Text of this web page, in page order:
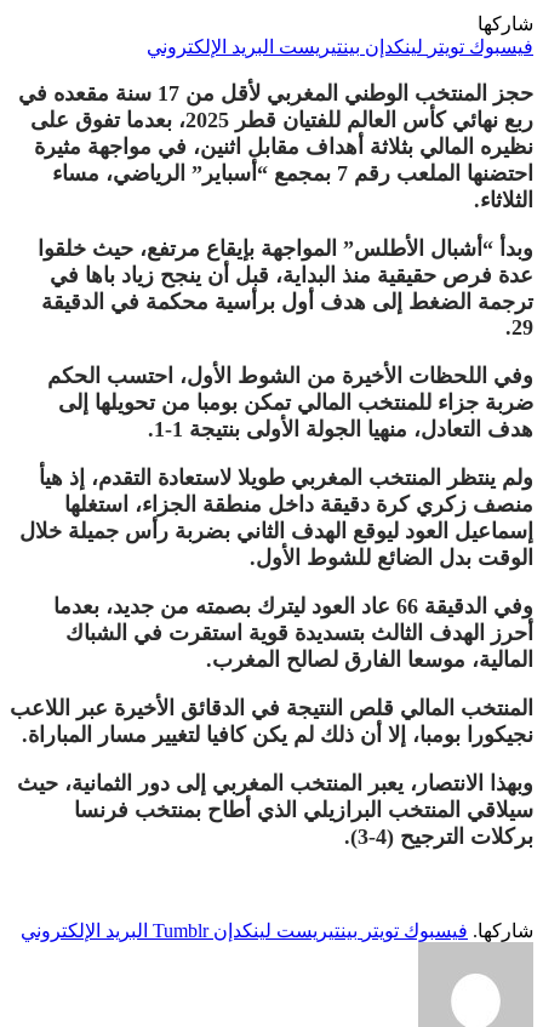
شاركها
فيسبوك تويتر لينكدإن بينتيريست البريد الإلكتروني
حجز المنتخب الوطني المغربي لأقل من 17 سنة مقعده في
ربع نهائي كأس العالم للفتيان قطر 2025، بعدما تفوق على
نظيره المالي بثلاثة أهداف مقابل اثنين، في مواجهة مثيرة
احتضنها الملعب رقم 7 بمجمع “أسباير” الرياضي، مساء
الثلاثاء.
وبدأ “أشبال الأطلس” المواجهة بإيقاع مرتفع، حيث خلقوا
عدة فرص حقيقية منذ البداية، قبل أن ينجح زياد باها في
ترجمة الضغط إلى هدف أول برأسية محكمة في الدقيقة
29.
وفي اللحظات الأخيرة من الشوط الأول، احتسب الحكم
ضربة جزاء للمنتخب المالي تمكن بومبا من تحويلها إلى
هدف التعادل، منهيا الجولة الأولى بنتيجة 1-1.
ولم ينتظر المنتخب المغربي طويلا لاستعادة التقدم، إذ هيأ
منصف زكري كرة دقيقة داخل منطقة الجزاء، استغلها
إسماعيل العود ليوقع الهدف الثاني بضربة رأس جميلة خلال
الوقت بدل الضائع للشوط الأول.
وفي الدقيقة 66 عاد العود ليترك بصمته من جديد، بعدما
أحرز الهدف الثالث بتسديدة قوية استقرت في الشباك
المالية، موسعا الفارق لصالح المغرب.
المنتخب المالي قلص النتيجة في الدقائق الأخيرة عبر اللاعب
نجيكورا بومبا، إلا أن ذلك لم يكن كافيا لتغيير مسار المباراة.
وبهذا الانتصار، يعبر المنتخب المغربي إلى دور الثمانية، حيث
سيلاقي المنتخب البرازيلي الذي أطاح بمنتخب فرنسا
بركلات الترجيح (4-3).
شاركها. فيسبوك تويتر بينتيريست لينكدإن Tumblr البريد الإلكتروني